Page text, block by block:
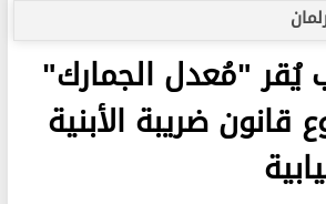
يُقر "مُعدل الجمارك"
ضريبة الأبنية